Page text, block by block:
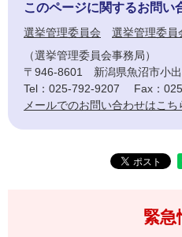
このページに関するお問い
選挙管理委員会
選挙管理委員
選挙管理委員会事務局
〒946-8601
新潟県魚沼市小
Tel：025-792-9207
Fax：
メールでのお問い合わせはこち
緊急